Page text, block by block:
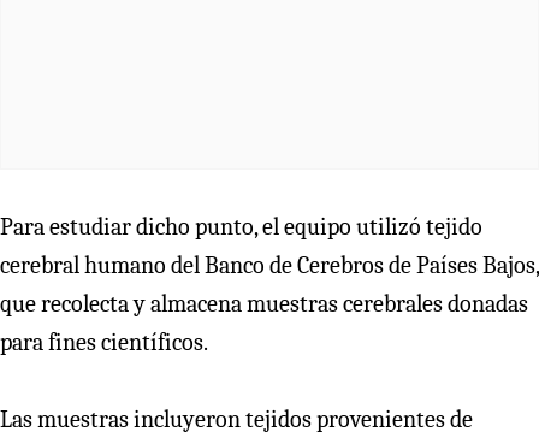
Para estudiar dicho punto, el equipo utilizó tejido
cerebral humano del Banco de Cerebros de Países Bajos,
que recolecta y almacena muestras cerebrales donadas
para fines científicos.
Las muestras incluyeron tejidos provenientes de